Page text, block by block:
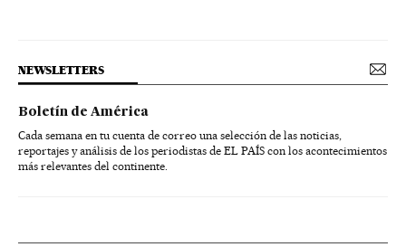
NEWSLETTERS
Boletín de América
Cada semana en tu cuenta de correo una selección de las noticias,
reportajes y análisis de los periodistas de EL PAÍS con los acontecimientos
más relevantes del continente.